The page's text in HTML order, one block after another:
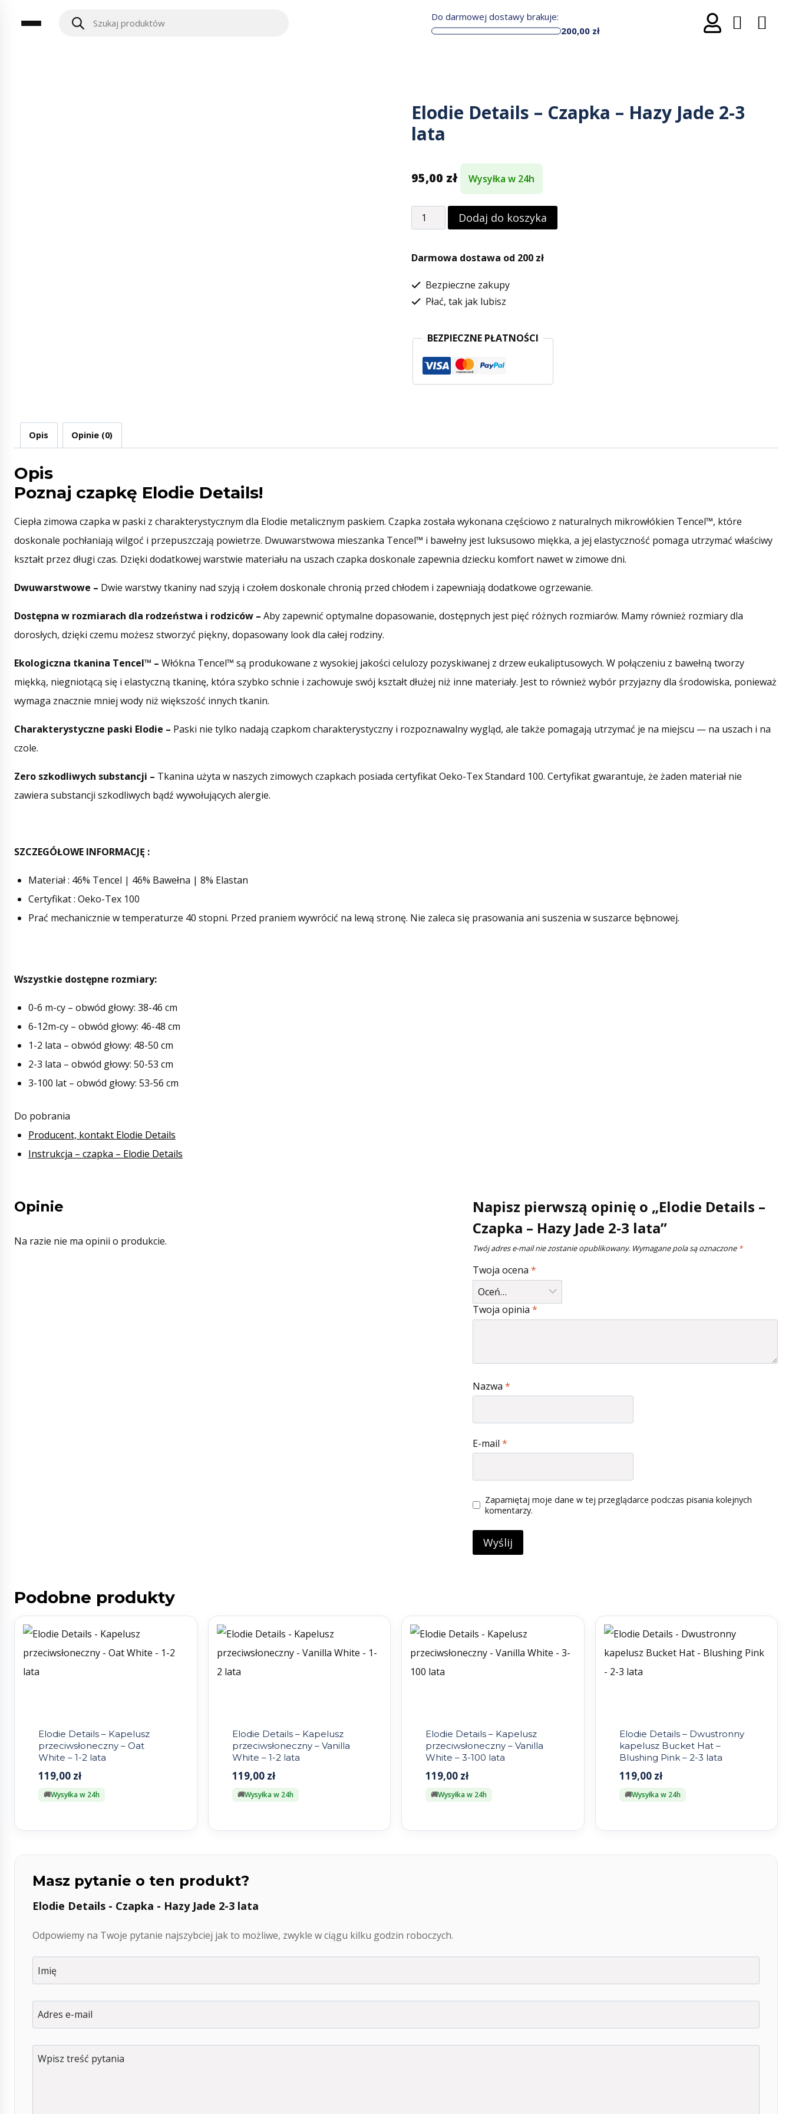
Do darmowej dostawy brakuje:
200,00 zł
Elodie Details – Czapka – Hazy Jade 2-3
lata
95,00 zł Wysyłka w 24h
Dodaj do koszyka
Darmowa dostawa od 200 zł
Bezpieczne zakupy
Płać, tak jak lubisz
BEZPIECZNE PŁATNOŚCI
Opis Opinie (0)
Opis
Poznaj czapkę Elodie Details!
Ciepła zimowa czapka w paski z charakterystycznym dla Elodie metalicznym paskiem. Czapka została wykonana częściowo z naturalnych mikrowłókien Tencel™, które
doskonale pochłaniają wilgoć i przepuszczają powietrze. Dwuwarstwowa mieszanka Tencel™ i bawełny jest luksusowo miękka, a jej elastyczność pomaga utrzymać właściwy
kształt przez długi czas. Dzięki dodatkowej warstwie materiału na uszach czapka doskonale zapewnia dziecku komfort nawet w zimowe dni.
Dwuwarstwowe – Dwie warstwy tkaniny nad szyją i czołem doskonale chronią przed chłodem i zapewniają dodatkowe ogrzewanie.
Dostępna w rozmiarach dla rodzeństwa i rodziców – Aby zapewnić optymalne dopasowanie, dostępnych jest pięć różnych rozmiarów. Mamy również rozmiary dla
dorosłych, dzięki czemu możesz stworzyć piękny, dopasowany look dla całej rodziny.
Ekologiczna tkanina Tencel™ – Włókna Tencel™ są produkowane z wysokiej jakości celulozy pozyskiwanej z drzew eukaliptusowych. W połączeniu z bawełną tworzy
miękką, niegniotącą się i elastyczną tkaninę, która szybko schnie i zachowuje swój kształt dłużej niż inne materiały. Jest to również wybór przyjazny dla środowiska, ponieważ
wymaga znacznie mniej wody niż większość innych tkanin.
Charakterystyczne paski Elodie – Paski nie tylko nadają czapkom charakterystyczny i rozpoznawalny wygląd, ale także pomagają utrzymać je na miejscu — na uszach i na
czole.
Zero szkodliwych substancji – Tkanina użyta w naszych zimowych czapkach posiada certyfikat Oeko-Tex Standard 100. Certyfikat gwarantuje, że żaden materiał nie
zawiera substancji szkodliwych bądź wywołujących alergie.
SZCZEGÓŁOWE INFORMACJĘ :
Materiał : 46% Tencel | 46% Bawełna | 8% Elastan
Certyfikat : Oeko-Tex 100
Prać mechanicznie w temperaturze 40 stopni. Przed praniem wywrócić na lewą stronę. Nie zaleca się prasowania ani suszenia w suszarce bębnowej.
Wszystkie dostępne rozmiary:
0-6 m-cy – obwód głowy: 38-46 cm
6-12m-cy – obwód głowy: 46-48 cm
1-2 lata – obwód głowy: 48-50 cm
2-3 lata – obwód głowy: 50-53 cm
3-100 lat – obwód głowy: 53-56 cm
Do pobrania
Producent, kontakt Elodie Details
Instrukcja – czapka – Elodie Details
Opinie
Na razie nie ma opinii o produkcie.
Napisz pierwszą opinię o „Elodie Details –
Czapka – Hazy Jade 2-3 lata”
Twój adres e-mail nie zostanie opublikowany. Wymagane pola są oznaczone *
Twoja ocena *
Twoja opinia *
Nazwa *
E-mail *
Zapamiętaj moje dane w tej przeglądarce podczas pisania kolejnych
komentarzy.
Podobne produkty
Elodie Details – Kapelusz
przeciwsłoneczny – Oat
White – 1-2 lata
119,00 zł
Wysyłka w 24h
Elodie Details – Kapelusz
przeciwsłoneczny – Vanilla
White – 1-2 lata
119,00 zł
Wysyłka w 24h
Elodie Details – Kapelusz
przeciwsłoneczny – Vanilla
White – 3-100 lata
119,00 zł
Wysyłka w 24h
Elodie Details – Dwustronny
kapelusz Bucket Hat –
Blushing Pink – 2-3 lata
119,00 zł
Wysyłka w 24h
Masz pytanie o ten produkt?
Elodie Details - Czapka - Hazy Jade 2-3 lata
Odpowiemy na Twoje pytanie najszybciej jak to możliwe, zwykle w ciągu kilku godzin roboczych.